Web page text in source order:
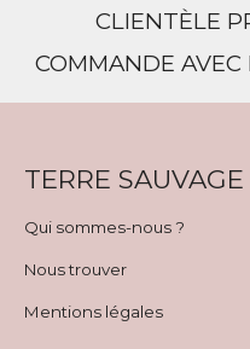
CLIENTÈLE
COMMANDE
TERRE SAUVAGE
Qui sommes-nous ?
Nous trouver
Mentions légales